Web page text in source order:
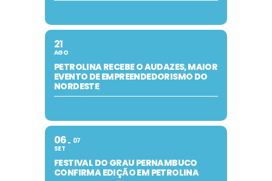
21
AGO
PETROLINA RECEBE O AUDAZES, MAIOR
EVENTO DE EMPREENDEDORISMO DO
NORDESTE
06
SET
07
FESTIVAL DO GRAU PERNAMBUCO
CONFIRMA EDIÇÃO EM PETROLINA